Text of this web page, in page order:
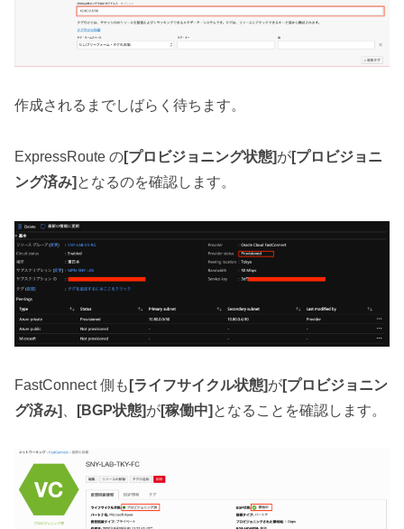
作成されるまでしばらく待ちます。
ExpressRoute の[プロビジョニング状態]が[プロビジョニ
ング済み] となるのを確認します。
FastConnect 側も [ライフサイクル状態]が[プロビジョニン
グ済み]
[BGP状態]が[稼働中] となることを確認します。